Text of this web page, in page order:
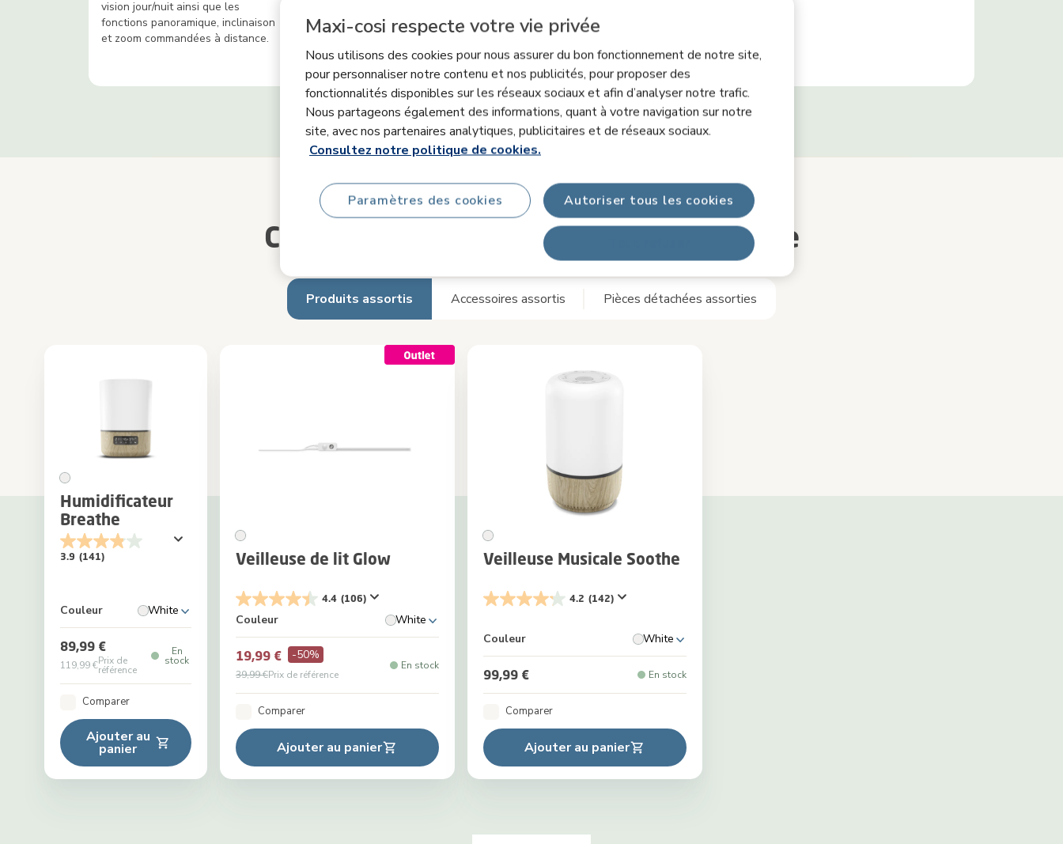
Maxi-cosi respecte votre vie privée
Nous utilisons des cookies pour nous assurer du bon fonctionnement de notre site,
pour personnaliser notre contenu et nos publicités, pour proposer des
fonctionnalités disponibles sur les réseaux sociaux et afin d’analyser notre trafic.
Nous partageons également des informations, quant à votre navigation sur notre
site, avec nos partenaires analytiques, publicitaires et de réseaux sociaux.
Consultez notre politique de cookies.
Autoriser tous les cookies
Paramètres des cookies
vision jour/nuit ainsi que les
fonctions panoramique, inclinaison
et zoom commandées à distance.
niveaux de température et
Complétez votre Ecoute-bébé Vidéo See
Produits assortis Accessoires assortis Pièces détachées assorties
Humidificateur
Breathe
3.9 (141)
Couleur White
89,99 €
119,99 €Prix de
référence
En
stock
Comparer
Ajouter au
panier
Veilleuse de lit Glow
4.4 (106)
Couleur White
19,99 € -50%
39,99 €Prix de référence
En stock
Comparer
Ajouter au panier
Veilleuse Musicale Soothe
4.2 (142)
Couleur White
99,99 € En stock
Comparer
Ajouter au panier